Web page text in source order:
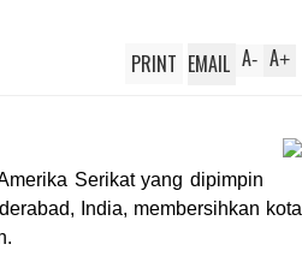
A+
A-
PRINT EMAIL
Serikat yang dipimpin
India, membersihkan kota